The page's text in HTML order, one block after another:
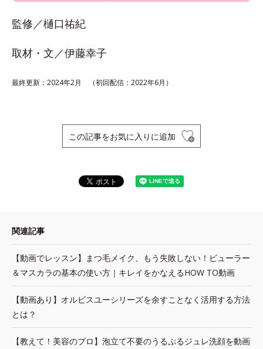
監修／樋口祐紀
取材・文／伊藤幸子
最終更新：2024年2月 （初回配信：2022年6月）
この記事をお気に入りに追加
関連記事
【動画でレッスン】まつ毛メイク、もう失敗しない！ビューラー
＆マスカラの基本の使い方｜キレイをかなえるHOW TO動画
【動画あり】オルビスユーシリーズを余すことなく活用する方法
とは？
【教えて！美容のプロ】泡立て不要のうるぷるジュレ洗顔を動画